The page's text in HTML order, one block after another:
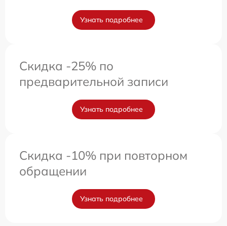
Узнать подробнее
Скидка -25% по
предварительной записи
Узнать подробнее
Скидка -10% при повторном
обращении
Узнать подробнее